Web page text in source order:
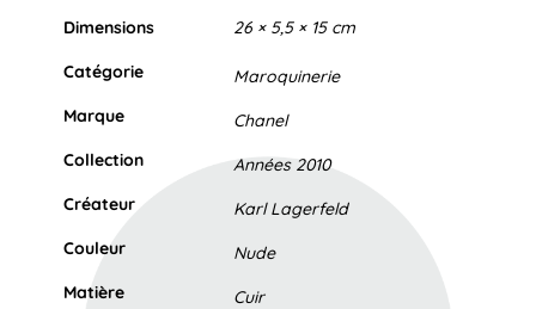
Dimensions 26 × 5,5 × 15 cm
Catégorie
Maroquinerie
Marque
Chanel
Collection
Années 2010
Créateur
Karl Lagerfeld
Couleur
Nude
Matière
Cuir